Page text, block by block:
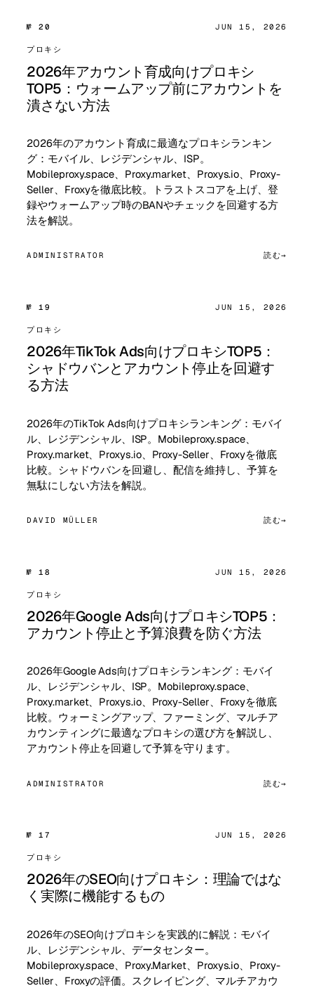
№ 20 JUN 15, 2026
プロキシ
2026年アカウント育成向けプロキシ
TOP5：ウォームアップ前にアカウントを
潰さない方法
2026年のアカウント育成に最適なプロキシランキン
グ：モバイル、レジデンシャル、ISP。
Mobileproxy.space、Proxy.market、Proxys.io、Proxy-
Seller、Froxyを徹底比較。トラストスコアを上げ、登
録やウォームアップ時のBANやチェックを回避する方
法を解説。
ADMINISTRATOR 読む
№ 19 JUN 15, 2026
プロキシ
2026年TikTok Ads向けプロキシTOP5：
シャドウバンとアカウント停止を回避す
る方法
2026年のTikTok Ads向けプロキシランキング：モバイ
ル、レジデンシャル、ISP。Mobileproxy.space、
Proxy.market、Proxys.io、Proxy-Seller、Froxyを徹底
比較。シャドウバンを回避し、配信を維持し、予算を
無駄にしない方法を解説。
DAVID MÜLLER 読む
№ 18 JUN 15, 2026
プロキシ
2026年Google Ads向けプロキシTOP5：
アカウント停止と予算浪費を防ぐ方法
2026年Google Ads向けプロキシランキング：モバイ
ル、レジデンシャル、ISP。Mobileproxy.space、
Proxy.market、Proxys.io、Proxy-Seller、Froxyを徹底
比較。ウォーミングアップ、ファーミング、マルチア
カウンティングに最適なプロキシの選び方を解説し、
アカウント停止を回避して予算を守ります。
ADMINISTRATOR 読む
№ 17 JUN 15, 2026
プロキシ
2026年のSEO向けプロキシ：理論ではな
く実際に機能するもの
2026年のSEO向けプロキシを実践的に解説：モバイ
ル、レジデンシャル、データセンター。
Mobileproxy.space、Proxy.Market、Proxys.io、Proxy-
Seller、Froxyの評価。スクレイピング、マルチアカウ